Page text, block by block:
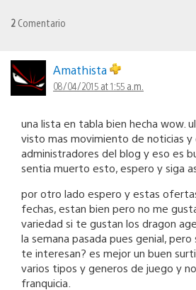
2 Comentario
Amathista
08/04/2015 at 1:55 a.m.
una lista en tabla bien hecha wow.
visto mas movimiento de noticias y
administradores del blog y eso es
sentia muerto esto, espero y siga
por otro lado espero y estas
fechas, estan bien pero no me
variedad si te gustan los dragon
la semana pasada pues genial,
te interesan? es mejor un buen
varios tipos y generos de juego y
franquicia.